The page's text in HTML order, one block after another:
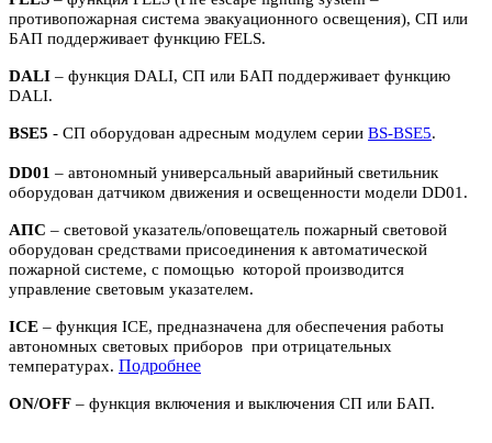
противопожарная система эвакуационного освещения), СП или
БАП поддерживает функцию FELS.
DALI – функция DALI, СП или БАП поддерживает функцию
DALI.
BSE5 - СП оборудован адресным модулем серии BS-BSE5.
DD01 – автономный универсальный аварийный светильник
оборудован датчиком движения и освещенности модели DD01.
АПС – световой указатель/оповещатель пожарный световой
оборудован средствами присоединения к автоматической
пожарной системе, с помощью которой производится
управление световым указателем.
ICE – функция ICE, предназначена для обеспечения работы
автономных световых приборов при отрицательных
температурах. Подробнее
ON/OFF – функция включения и выключения СП или БАП.